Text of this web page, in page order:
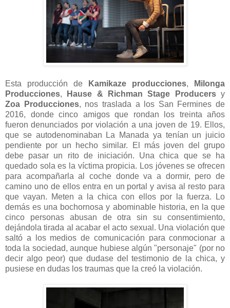
Esta producción de Kamikaze producciones,
Milonga
Producciones, Hause & Richman Stage Producersy
Zoa Producciones, nos traslada a los San Fermines de
2016, donde cinco amigos que rondan los treinta años
fueron denunciados por violación a una joven de 19. Ellos,
que se autodenominaban La Manada ya tenían un juicio
pendiente por un hecho similar. El más joven del grupo
debe pasar un rito de iniciación. Una chica que se ha
quedado sola es la víctima propicia. Los jóvenes se ofrecen
para acompañarla al coche donde va a dormir, pero de
camino uno de ellos entra en un portal y avisa al resto para
que vayan. Meten a la chica con ellos por la fuerza. Lo
demás es una bochornosa y abominable historia, en la que
cinco personas abusan de otra sin su consentimiento,
dejándola tirada al acabar el acto sexual. Una violación que
saltó a los medios de comunicación para conmocionar a
toda la sociedad, aunque hubiese algún "personaje" (por no
decir algo peor) que dudase del testimonio de la chica, y
pusiese en dudas los traumas que la creó la violación.